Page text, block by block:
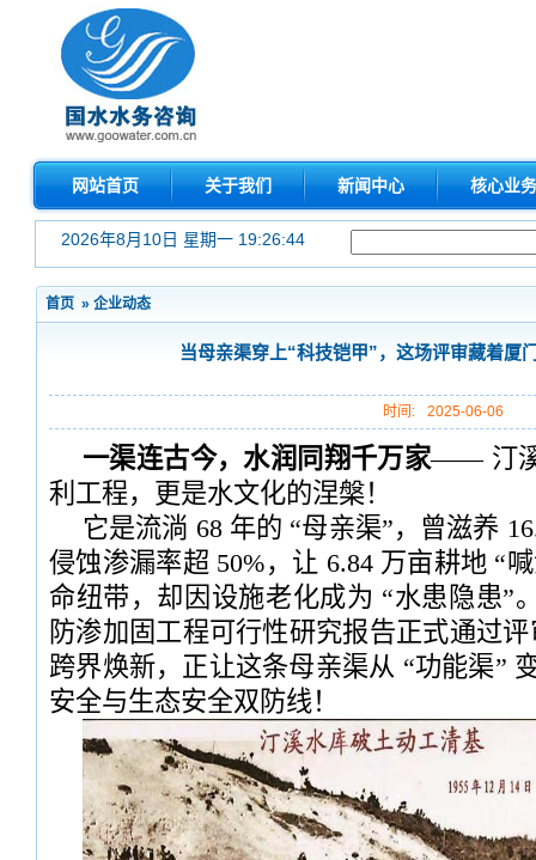
网站首页 关于我们 新闻中心 核心业务
2026年8月10日 星期一 19:26:46
首页 » 企业动态
当母亲渠穿上“科技铠甲”，这场评审藏着厦
时间: 2025-06-06
一渠连古今，水润同翔千万家—— 汀溪
利工程，更是水文化的涅槃！
它是流淌 68 年的 “母亲渠”，曾滋养
侵蚀渗漏率超 50%，让 6.84 万亩耕地 “
命纽带，却因设施老化成为 “水患隐患”
防渗加固工程可行性研究报告正式通过
跨界焕新，正让这条母亲渠从 “功能渠”
安全与生态安全双防线！